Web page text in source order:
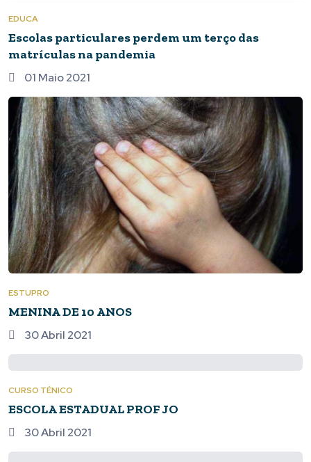
EDUCA
Escolas particulares perdem um terço das
matrículas na pandemia
01 Maio 2021
ESTUPRO
MENINA DE 10 ANOS
30 Abril 2021
CURSO TÉNICO
ESCOLA ESTADUAL PROF JO
30 Abril 2021